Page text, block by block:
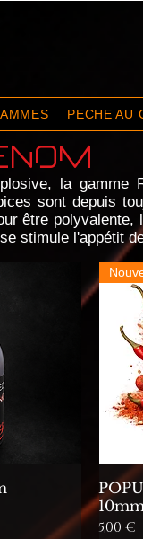
PECHE AU
la gamme
sont depuis
être
stimule l'appétit
10mm
Prix
5,00 €